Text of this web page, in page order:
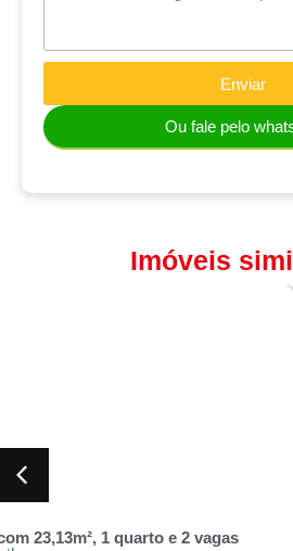
Enviar
Ou fale pelo
Imóveis
Sobrado para compra 230m² ,